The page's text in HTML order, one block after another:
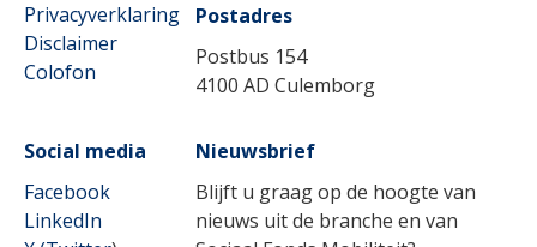
Privacyverklaring
Disclaimer
Colofon
Postadres
Postbus 154
4100 AD Culemborg
Social media
Facebook
LinkedIn
Nieuwsbrief
Blijft u graag op de hoogte van
nieuws uit de branche en van